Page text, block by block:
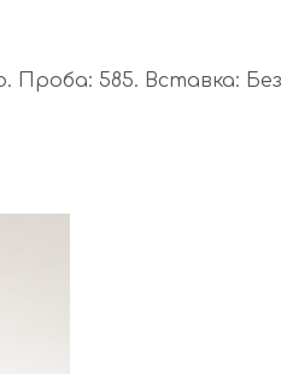
585. Вставка: